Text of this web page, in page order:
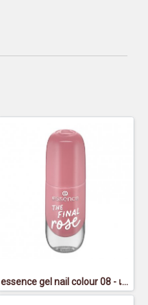
essence gel nail colour 08 - เอสเซนส์เจลเนลคัลเลอร์ 08